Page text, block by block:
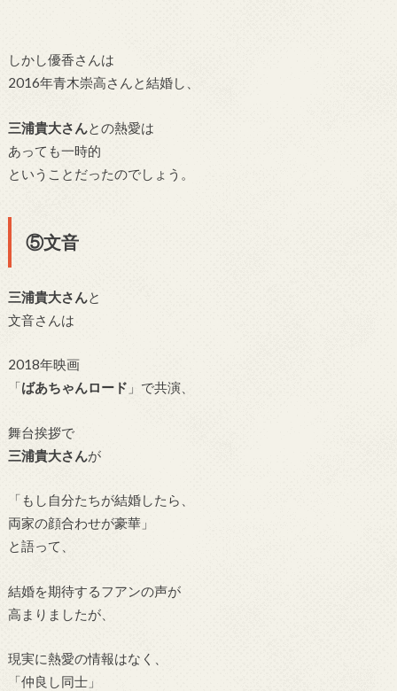
しかし優香さんは
2016年青木崇高さんと結婚し、
三浦貴大さんとの熱愛は
あっても一時的
ということだったのでしょう。
⑤文音
三浦貴大さん と
文音さんは
2018年映画
「ばあちゃんロード 」で共演、
舞台挨拶で
三浦貴大さんが
「もし自分たちが結婚したら、
両家の顔合わせが豪華」
と語って、
結婚を期待するフアンの声が
高まりましたが、
現実に熱愛の情報はなく、
「仲良し同士」